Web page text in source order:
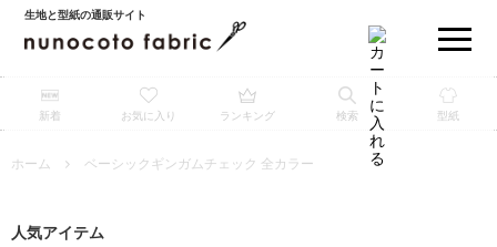
生地と型紙の通販サイト
新着 お気に入り ランキング 検索 型紙
ホーム ベーシックギンガムチェック 全カラー
人気アイテム